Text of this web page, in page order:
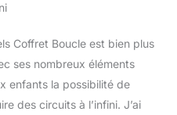
rangement idéale
avec 3 mètres de
nombre infini de
configurations.
Coffret Boucle est bien plus
ses nombreux éléments
enfants la possibilité de
des circuits à l’infini. J’ai